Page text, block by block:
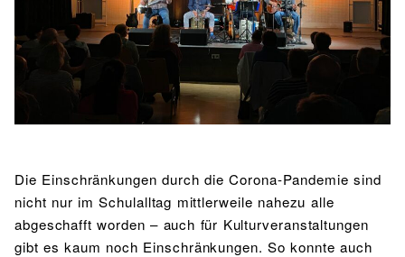
BIBLIOTHEK
Bibliothek Bibliothekskatalog
Schulbuchausleihe
Lehrmittelfreiheit
Buchempfehlungen
Mensa & Bistro Speiseplan
Ernährungskonzept
Food Scouts
FAQs
SPORT
Sport als Leistungsfach Exkursionen
Wettkämpfe
Die Einschränkungen durch die Corona-Pandemie sind
nicht nur im Schulalltag mittlerweile nahezu alle
abgeschafft worden – auch für Kulturveranstaltungen
gibt es kaum noch Einschränkungen. So konnte auch